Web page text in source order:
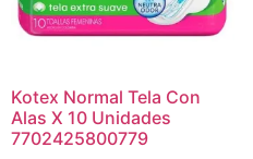
Kotex Normal Tela Con
Alas X 10 Unidades
7702425800779